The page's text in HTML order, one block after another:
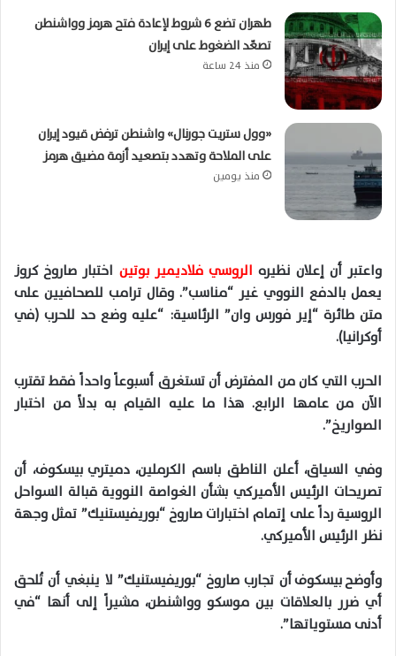
طهران تضع 6 شروط لإعادة فتح هرمز وواشنطن
تصعّد الضغوط على إيران
منذ 24 ساعة
«وول ستريت جورنال» واشنطن ترفض قيود إيران
على الملاحة وتهدد بتصعيد أزمة مضيق هرمز
منذ يومين
واعتبر أن إعلان نظيره الروسي فلاديمير بوتين اختبار صاروخ كروز
يعمل بالدفع النووي غير “مناسب”. وقال ترامب للصحافيين على
متن طائرة “إير فورس وان” الرئاسية: “عليه وضع حد للحرب (في
أوكرانيا).
الحرب التي كان من المفترض أن تستغرق أسبوعاً واحداً فقط تقترب
الآن من عامها الرابع. هذا ما عليه القيام به بدلاً من اختبار
الصواريخ”.
وفي السياق، أعلن الناطق باسم الكرملين، دميتري بيسكوف، أن
تصريحات الرئيس الأميركي بشأن الغواصة النووية قبالة السواحل
الروسية رداً على إتمام اختبارات صاروخ “بوريفيستنيك” تمثل وجهة
نظر الرئيس الأميركي.
وأوضح بيسكوف أن تجارب صاروخ “بوريفيستنيك” لا ينبغي أن تُلحق
أي ضرر بالعلاقات بين موسكو وواشنطن، مشيراً إلى أنها “في
أدنى مستوياتها”.